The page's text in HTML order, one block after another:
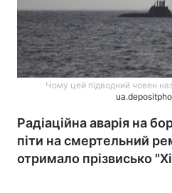
Чому цей підводний човен
Радіаційна аварія на
піти на смертельний
отримало прізвисько